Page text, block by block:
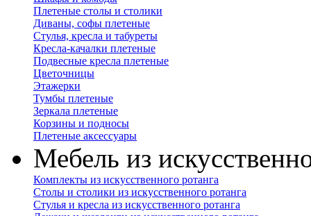
Плетеные столы и столики
Диваны, софы плетеные
Стулья, кресла и табуреты
Кресла-качалки плетеные
Подвесные кресла плетеные
Цветочницы
Этажерки
Тумбы плетеные
Зеркала плетеные
Корзины и подносы
Плетеные аксессуары
Мебель из
Комплекты из искусственного ротанга
Столы и столики из искусственного ротанга
Стулья и кресла из искусственного ротанга